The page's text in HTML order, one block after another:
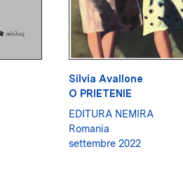
Silvia Avallone
O PRIETENIE
EDITURA NEMIRA
Romania
settembre 2022